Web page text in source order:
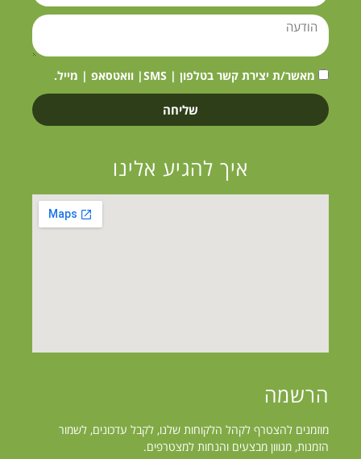
מאשר/ת יצירת קשר בטלפון | SMS| וואטסאפ | מייל.
שליחה
איך להגיע אלינו
הרשמה
מוזמנים להצטרף לקהל הלקוחות שלנו, לקבל עדכונים, לשמור
הזמנות, מגווון מבצעים והנחות למצטרפים.